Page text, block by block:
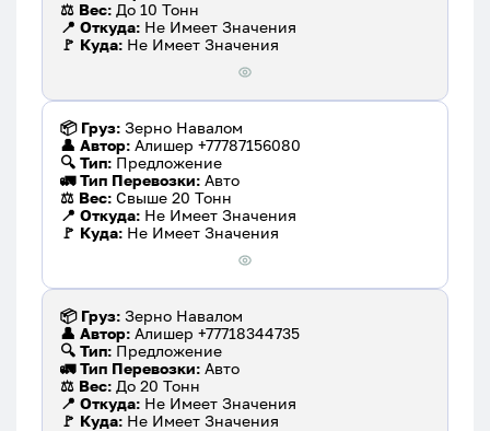
⚖️ Вес: До 10 Тонн
📍 Откуда: Не Имеет Значения
🚩 Куда: Не Имеет Значения
📦 Груз: Зерно Навалом
👤 Автор: Алишер +77787156080
🔍 Тип: Предложение
🚛 Тип Перевозки: Авто
⚖️ Вес: Свыше 20 Тонн
📍 Откуда: Не Имеет Значения
🚩 Куда: Не Имеет Значения
📦 Груз: Зерно Навалом
👤 Автор: Алишер +77718344735
🔍 Тип: Предложение
🚛 Тип Перевозки: Авто
⚖️ Вес: До 20 Тонн
📍 Откуда: Не Имеет Значения
🚩 Куда: Не Имеет Значения